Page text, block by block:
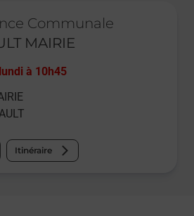
Communale
MAIRIE
à 10h45
Itinéraire